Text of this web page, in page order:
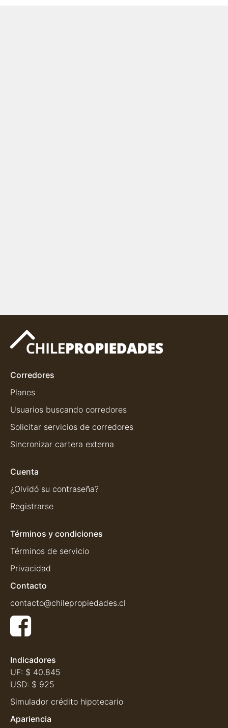
Corredores
Planes
Usuarios buscando corredores
Solicitar servicios de corredores
Sincronizar cartera externa
Cuenta
¿Olvidó su contraseña?
Registrarse
Términos y condiciones
Términos de servicio
Privacidad
Contacto
contacto@chilepropiedades.cl
Indicadores
UF: $ 40.845
USD: $ 925
Simulador crédito hipotecario
Apariencia